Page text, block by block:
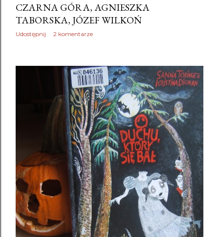
CZARNA GÓRA, AGNIESZKA
TABORSKA, JÓZEF WILKOŃ
Udostępnij 2 komentarze